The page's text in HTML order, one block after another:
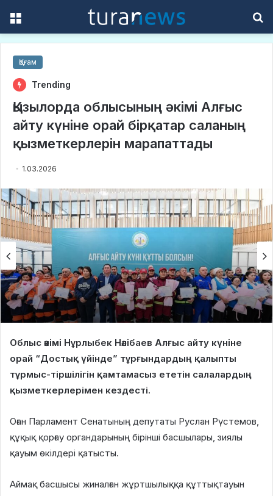
Қоғам
Trending
Қызылорда облысының әкімі Алғыс
айту күніне орай бірқатар саланың
қызметкерлерін марапаттады
1.03.2026
Облыс әкімі Нұрлыбек Нәлібаев Алғыс айту күніне
орай “Достық үйінде” тұрғындардың қалыпты
тұрмыс-тіршілігін қамтамасыз ететін салалардың
қызметкерлерімен кездесті.
Оған Парламент Сенатының депутаты Руслан Рүстемов,
құқық қорғау органдарының бірінші басшылары, зиялы
қауым өкілдері қатысты.
Аймақ басшысы жиналған жұртшылыққа құттықтауын